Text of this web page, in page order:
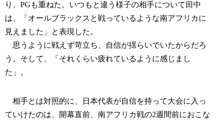
り、PGも重ねた。いつもと違う様子の相手について田中
は、「オールブラックスと戦っているような南アフリカに
見えました」と表現した。
思うように戦えず苛立ち、自信が揺らいでいたからだろ
う。そして、「それくらい疲れているように感じまし
た」。
相手とは対照的に、日本代表が自信を持って大会に入っ
ていけたのは、開幕直前、南アフリカ戦の2週間前におこな